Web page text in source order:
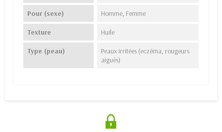
Pour (sexe) Homme, Femme
Texture Huile
Type (peau)
Peaux irritées (eczéma, rougeurs
aiguës)